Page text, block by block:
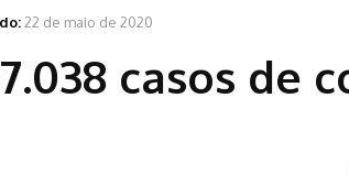
22 de maio de 2020
casos de